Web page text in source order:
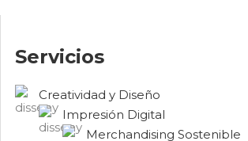
Servicios
Creatividad y Diseño
Impresión Digital
Merchandising Sostenible